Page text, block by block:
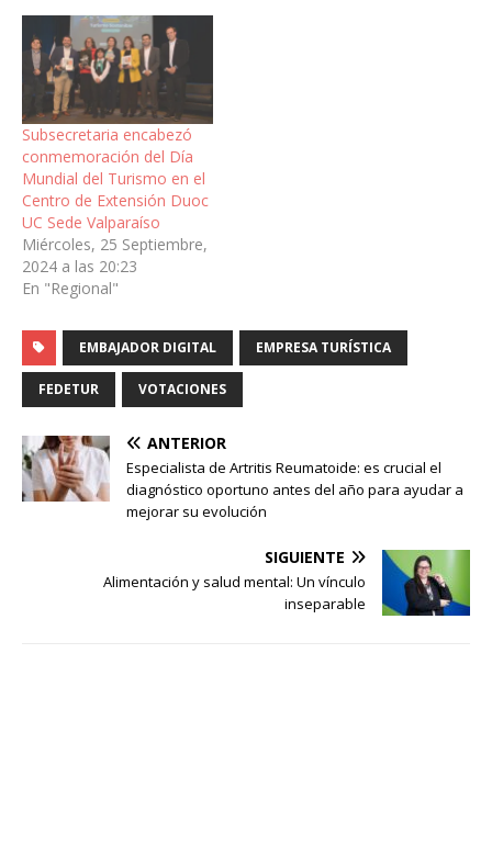
Subsecretaria encabezó
conmemoración del Día
Mundial del Turismo en el
Centro de Extensión Duoc
UC Sede Valparaíso
Miércoles, 25 Septiembre,
2024 a las 20:23
En "Regional"
EMBAJADOR DIGITAL EMPRESA TURÍSTICA
FEDETUR VOTACIONES
ANTERIOR
Especialista de Artritis Reumatoide: es crucial el
diagnóstico oportuno antes del año para ayudar a
mejorar su evolución
SIGUIENTE
Alimentación y salud mental: Un vínculo
inseparable